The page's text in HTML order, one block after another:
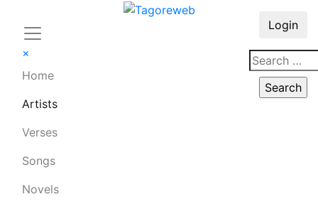
×
Home
Artists
Verses
Songs
Novels
Login